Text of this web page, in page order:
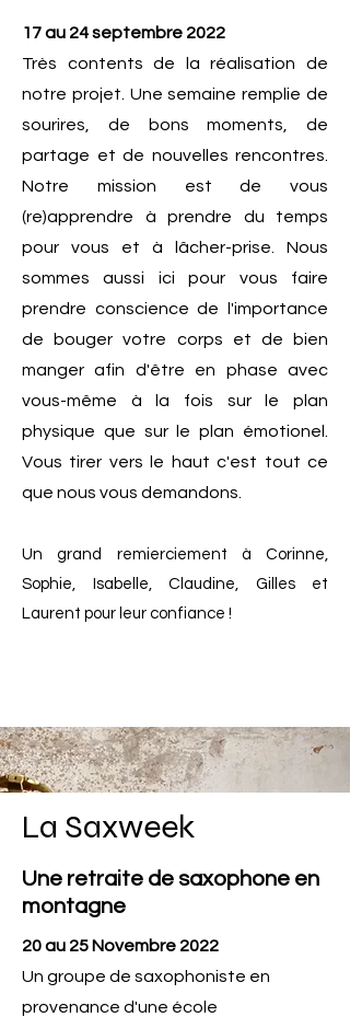
17 au 24 septembre 2022
Très contents de la réalisation de
notre projet. Une semaine remplie de
sourires, de bons moments, de
partage et de nouvelles rencontres.
Notre mission est de vous
(re)apprendre à prendre du temps
pour vous et à lâcher-prise. Nous
sommes aussi ici pour vous faire
prendre conscience de l'importance
de bouger votre corps et de bien
manger afin d'être en phase avec
vous-même à la fois sur le plan
physique que sur le plan émotionel.
Vous tirer vers le haut c'est tout ce
que nous vous demandons.
Un grand remierciement à Corinne,
Sophie, Isabelle, Claudine, Gilles et
Laurent pour leur confiance !
La Saxweek
Une retraite de saxophone en
montagne
20 au 25 Novembre 2022
Un groupe de saxophoniste en
provenance d'une école